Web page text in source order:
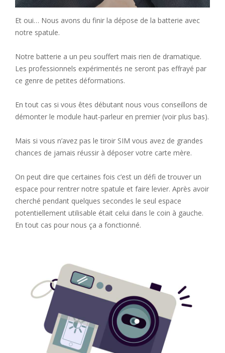
Et oui… Nous avons du finir la dépose de la batterie avec
notre spatule.
Notre batterie a un peu souffert mais rien de dramatique.
Les professionnels expérimentés ne seront pas effrayé par
ce genre de petites déformations.
En tout cas si vous êtes débutant nous vous conseillons de
démonter le module haut-parleur en premier (voir plus bas).
Mais si vous n’avez pas le tiroir SIM vous avez de grandes
chances de jamais réussir à déposer votre carte mère.
On peut dire que certaines fois c’est un défi de trouver un
espace pour rentrer notre spatule et faire levier. Après avoir
cherché pendant quelques secondes le seul espace
potentiellement utilisable était celui dans le coin à gauche.
En tout cas pour nous ça a fonctionné.